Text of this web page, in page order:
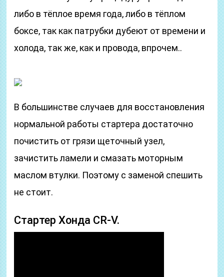
либо в тёплое время года, либо в тёплом
боксе, так как патрубки дубеют от времени и
холода, так же, как и провода, впрочем..
В большинстве случаев для восстановления
нормальной работы стартера достаточно
почистить от грязи щеточный узел,
зачистить ламели и смазать моторным
маслом втулки. Поэтому с заменой спешить
не стоит.
Стартер Хонда CR-V.